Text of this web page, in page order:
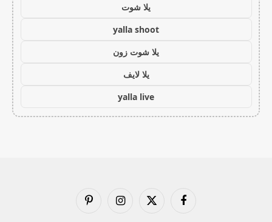
يلا شوت
yalla shoot
يلا شوت زون
يلا لايف
yalla live
فيسبوك
X
الانستغرامبينتيريست